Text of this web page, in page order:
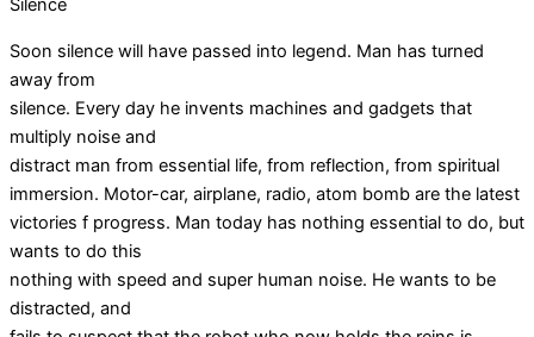
Silence
Soon silence will have passed into legend. Man has turned
away from
silence. Every day he invents machines and gadgets that
multiply noise and
distract man from essential life, from reflection, from spiritual
immersion. Motor-car, airplane, radio, atom bomb are the latest
victories f progress. Man today has nothing essential to do, but
wants to do this
nothing with speed and super human noise. He wants to be
distracted, and